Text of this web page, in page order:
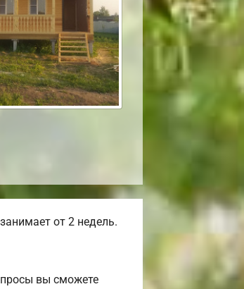
от 2 недель.
вы сможете